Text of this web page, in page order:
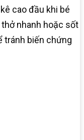
cao đầu khi bé
thở nhanh hoặc sốt
tránh biến chứng